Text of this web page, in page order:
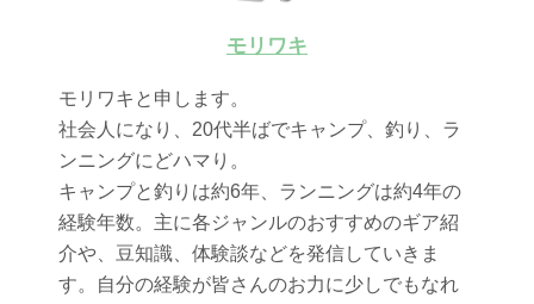
モリワキ
モリワキと申します。
社会人になり、20代半ばでキャンプ、釣り、ラ
ンニングにどハマり。
キャンプと釣りは約6年、ランニングは約4年の
経験年数。主に各ジャンルのおすすめのギア紹
介や、豆知識、体験談などを発信していきま
す。自分の経験が皆さんのお力に少しでもなれ